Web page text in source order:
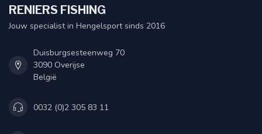
RENIERS FISHING
Jouw specialist in Hengelsport sinds 2016
Duisburgsesteenweg 70
3090 Overijse
België
0032 (0)2 305 83 11